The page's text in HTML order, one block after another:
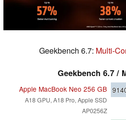
Geekbench 6.7: Multi-
Geekbench 6.7 /
Apple MacBook Neo 256 GB
A18 GPU, A18 Pro, Apple SSD
AP0256Z